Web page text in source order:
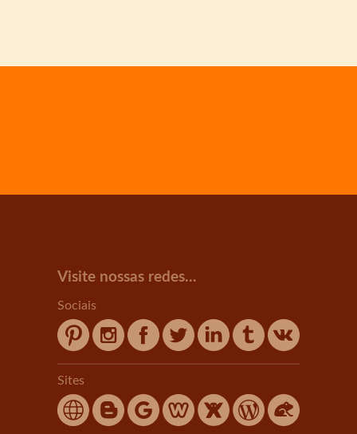
Visite nossas redes...
Sociais
Sites